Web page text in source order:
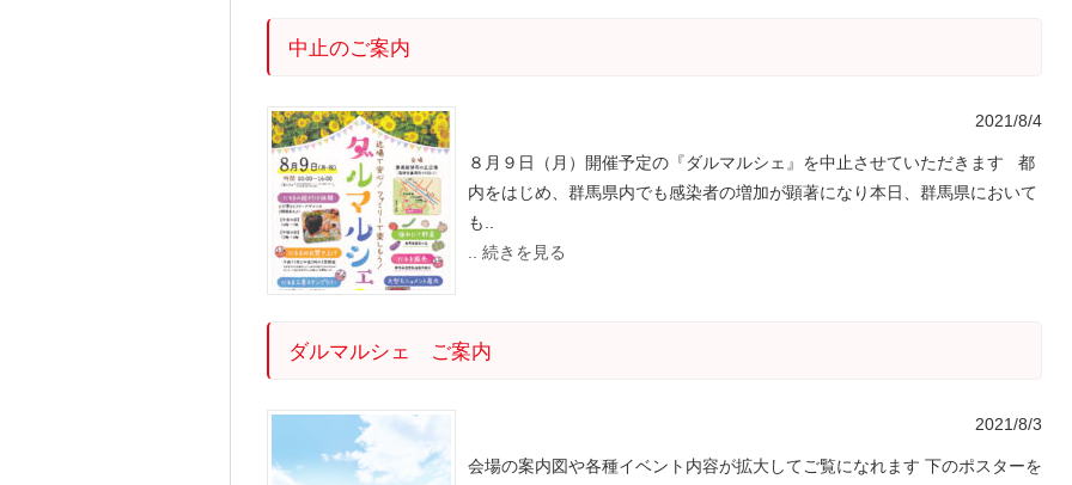
中止のご案内
2021/8/4
８月９日（月）開催予定の『ダルマルシェ』を中止させていただきます 都
内をはじめ、群馬県内でも感染者の増加が顕著になり本日、群馬県において
も..
.. 続きを見る
ダルマルシェ ご案内
2021/8/3
会場の案内図や各種イベント内容が拡大してご覧になれます 下のポスターを